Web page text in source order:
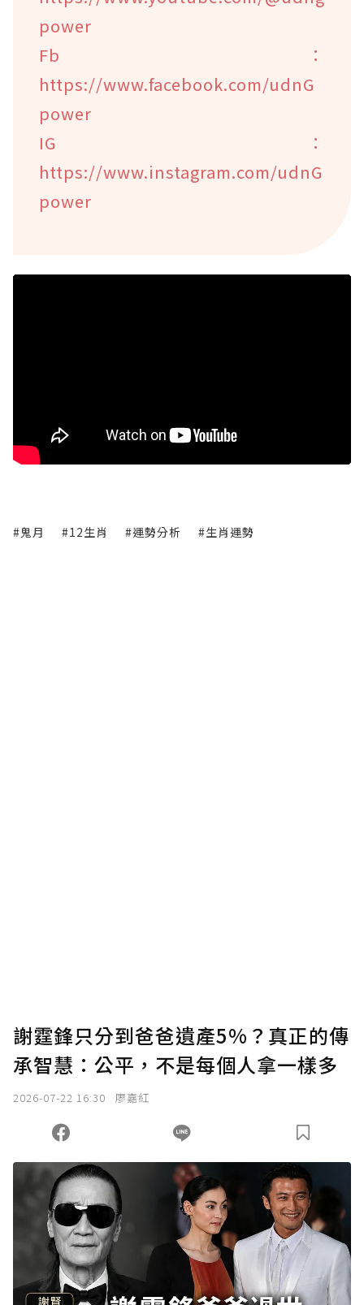
power
Fb：
https://www.facebook.com/udnG
power
IG：
https://www.instagram.com/udnG
power
#鬼月 #12生肖 #運勢分析 #生肖運勢
謝霆鋒只分到爸爸遺產5%？真正的傳
承智慧：公平，不是每個人拿一樣多
2026-07-22 16:30 廖嘉紅